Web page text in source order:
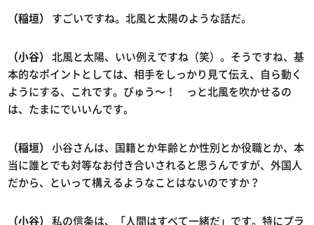
（稲垣） すごいですね。北風と太陽のような話だ。
（小谷） 北風と太陽、いい例えですね（笑）。そうですね、基
本的なポイントとしては、相手をしっかり見て伝え、自ら動く
ようにする、これです。びゅう～！ っと北風を吹かせるの
は、たまにでいいんです。
（稲垣） 小谷さんは、国籍とか年齢とか性別とか役職とか、本
当に誰とでも対等なお付き合いされると思うんですが、外国人
だから、といって構えるようなことはないのですか？
（小谷） 私の信条は、「人間はすべて一緒だ」です。特にプラ